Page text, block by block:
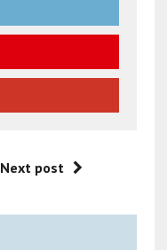
Next post